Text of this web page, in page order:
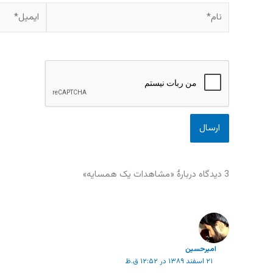
3 دیدگاه دربارهٔ «مشاهدات یک همسایه»
امیرحسین
۲۱ اسفند ۱۳۸۹ در ۱۲:۵۲ ق.ظ